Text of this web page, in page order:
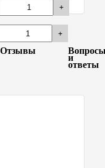
+
+
Отзывы
и
ответы